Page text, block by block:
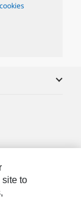
cookies
site to